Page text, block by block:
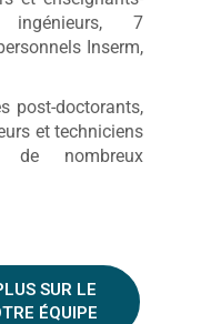
ingénieurs, 7
Inserm,
post-doctorants,
et techniciens
de nombreux
SUR LE
ÉQUIPE